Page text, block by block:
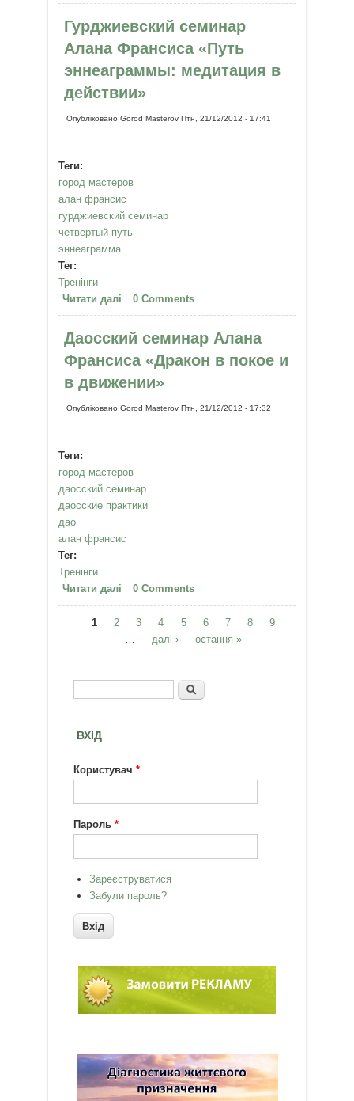
наслаждения. Киев, 11-13 января
Гурджиевский семинар
Алана Франсиса «Путь
эннеаграммы: медитация в
действии»
ОпублікованоGorod Masterov Птн, 21/12/2012 - 17:41
Теги:
город мастеров
алан франсис
гурджиевский семинар
четвертый путь
эннеаграмма
Тег:
Тренінги
Читати далі про Гурджиевский семинар
Алана Франсиса «Путь
эннеаграммы: медитация в
0 Comments
Даосский семинар Алана
Франсиса «Дракон в покое и
в движении»
ОпублікованоGorod Masterov Птн, 21/12/2012 - 17:32
Теги:
город мастеров
даосский семинар
даосские практики
дао
алан франсис
Тег:
Тренінги
Читати далі про Даосский семинар Алана
Франсиса «Дракон в покое и в
движении»
0 Comments
Сторінки
1 2 3 4 5 6 7 8
9
далі › остання »
Пошукова форма
Пошук
ВХІД
Користувач*
Пароль*
Зареєструватися
Забули пароль?